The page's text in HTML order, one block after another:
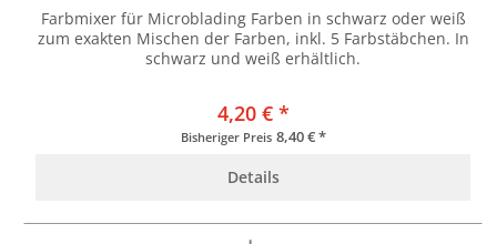
Farbmixer für Microblading Farben in schwarz oder weiß
zum exakten Mischen der Farben, inkl. 5 Farbstäbchen. In
schwarz und weiß erhältlich.
4,20 € *
Bisheriger Preis 8,40 € *
Details